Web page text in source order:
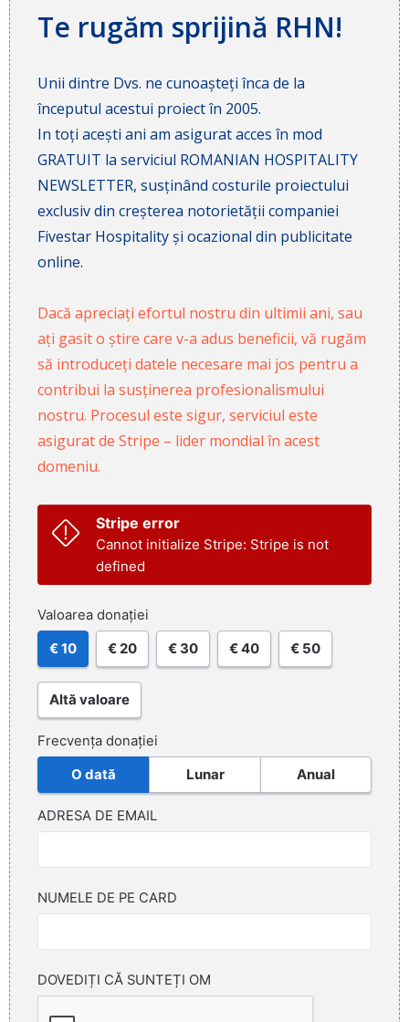
Te rugăm sprijină RHN!
Unii dintre Dvs. ne cunoașteți înca de la
începutul acestui proiect în 2005.
In toți acești ani am asigurat acces în mod
GRATUIT la serviciul ROMANIAN HOSPITALITY
NEWSLETTER, susținând costurile proiectului
exclusiv din creșterea notorietății companiei
Fivestar Hospitality și ocazional din publicitate
online.
Dacă apreciați efortul nostru din ultimii ani, sau
ați gasit o știre care v-a adus beneficii, vă rugăm
să introduceți datele necesare mai jos pentru a
contribui la susținerea profesionalismului
nostru. Procesul este sigur, serviciul este
asigurat de Stripe – lider mondial în acest
domeniu.
Stripe error
Cannot initialize Stripe: Stripe is not
defined
Valoarea donației
€ 10 € 20 € 30 € 40 € 50
Altă valoare
Frecvența donației
O dată Lunar Anual
ADRESA DE EMAIL
NUMELE DE PE CARD
DOVEDIȚI CĂ SUNTEȚI OM